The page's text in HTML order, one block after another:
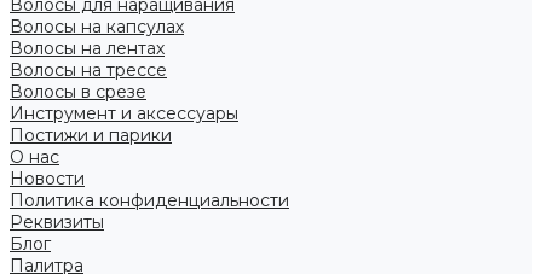
Волосы для наращивания
Волосы на капсулах
Волосы на лентах
Волосы на трессе
Волосы в срезе
Инструмент и аксессуары
Постижи и парики
О нас
Новости
Политика конфиденциальности
Реквизиты
Блог
Палитра